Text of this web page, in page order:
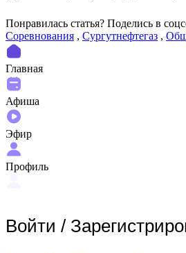
Понравилась статья? Поделиcь в
Соревнования , Сургутнефтегаз ,
Главная
Афиша
Эфир
Профиль
Войти /